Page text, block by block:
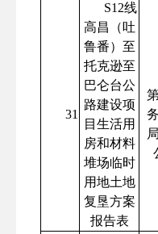
31
S12线
高昌（吐
鲁番）至
托克逊至
巴仑台公
路建设项
目生活用
房和材料
堆场临时
用地土地
复垦方案
报告表